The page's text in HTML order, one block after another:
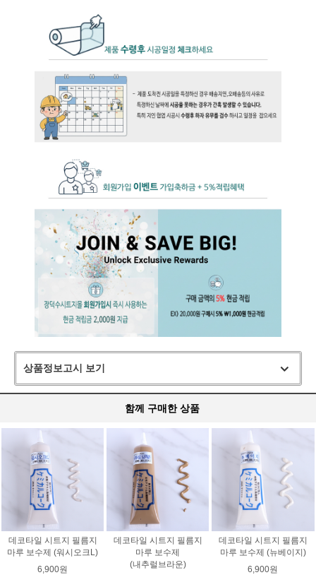
상품정보고시 보기
함께 구매한 상품
데코타일 시트지 필름지
마루 보수제 (워시오크L)
6,900원
데코타일 시트지 필름지
마루 보수제
(내추럴브라운)
데코타일 시트지 필름지
마루 보수제 (뉴베이지)
6,900원